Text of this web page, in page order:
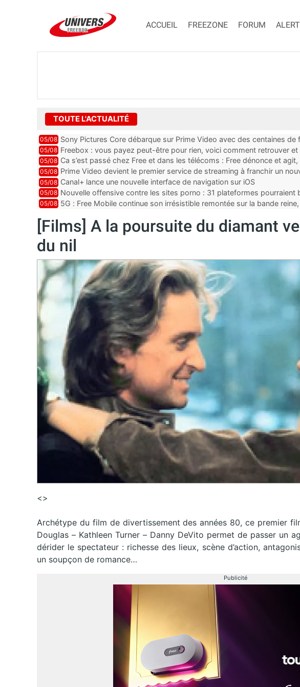
ACCUEIL FREEZONE FORUM
TOUTE L'ACTUALITÉ
05/08 Sony Pictures Core débarque sur Prime Video avec des centaines
05/08 Freebox : vous payez peut-être pour rien, voici comment retrouver
abonnements TV oubliés
05/08 Ca s’est passé chez Free et dans les télécoms : Free dénonce et
pointe le bout de...
05/08 Prime Video devient le premier service de streaming à franchir un
ce lancement
05/08 Canal+ lance une nouvelle interface de navigation sur iOS
05/08 Nouvelle offensive contre les sites porno : 31 plateformes pourraient
par Orange, Free, SF...
05/08 5G : Free Mobile continue son irrésistible remontée sur la bande
[Films] A la poursuite du diamant
du nil
<>
Archétype du film de divertissement des années 80, ce premier
Douglas – Kathleen Turner – Danny DeVito permet de passer un
dérider le spectateur : richesse des lieux, scène d’action,
un soupçon de romance…
Publicité